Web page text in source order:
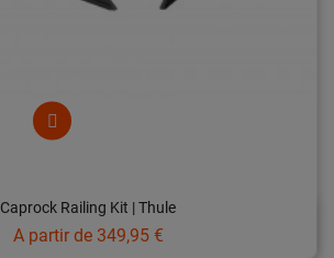
Caprock Railing Kit | Thule
A partir de Prix
349,95 €